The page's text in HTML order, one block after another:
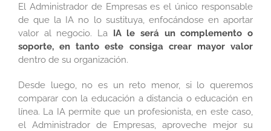
El Administrador de Empresas es el único responsable
de que la IA no lo sustituya, enfocándose en aportar
valor al negocio. La IA le será un complemento o
soporte, en tanto este consiga crear mayor valor
dentro de su organización.
Desde luego, no es un reto menor, si lo queremos
comparar con la educación a distancia o educación en
línea. La IA permite que un profesionista, en este caso,
el Administrador de Empresas, aproveche mejor su